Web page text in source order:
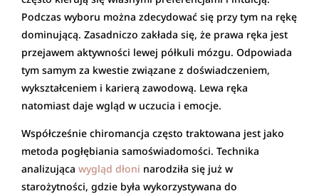
Podczas wyboru można zdecydować się przy tym na rękę
dominującą. Zasadniczo zakłada się, że prawa ręka jest
przejawem aktywności lewej półkuli mózgu. Odpowiada
tym samym za kwestie związane z doświadczeniem,
wykształceniem i karierą zawodową. Lewa ręka
natomiast daje wgląd w uczucia i emocje.
Współcześnie chiromancja często traktowana jest jako
metoda pogłębiania samoświadomości. Technika
analizująca wygląd dłoni narodziła się już w
starożytności, gdzie była wykorzystywana do